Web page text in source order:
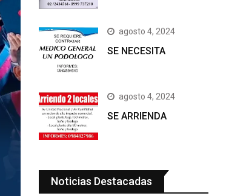
agosto 4, 2024
SE NECESITA
agosto 4, 2024
SE ARRIENDA
Noticias Destacadas